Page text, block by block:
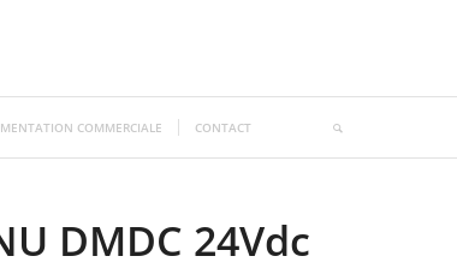
COMMERCIALE CONTACT
DMDC 24Vdc